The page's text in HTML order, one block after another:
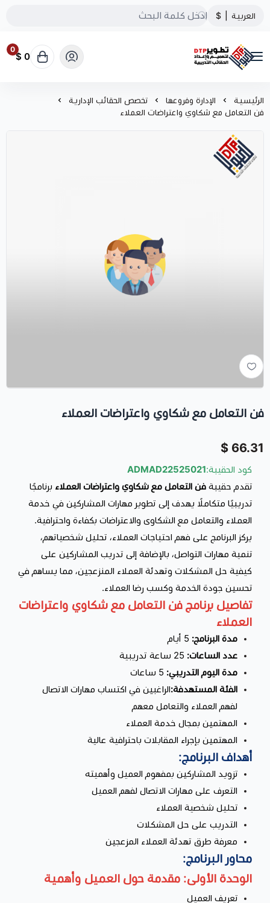
العربية $
تطوير الحقائب التدريبية
0
0 $
الرئيسية الإدارة وفروعها
تخصص الحقائب الإدارية
فن التعامل مع شكاوي واعتراضات العملاء
فن التعامل مع شكاوي واعتراضات العملاء
66.31 $
كود الحقيبة: ADMAD22525021
تقدم حقيبة فن التعامل مع شكاوي واعتراضات العملاء برنامجًا
تدريبيًا متكاملًا يهدف إلى تطوير مهارات المشاركين في خدمة
العملاء والتعامل مع الشكاوى والاعتراضات بكفاءة واحترافية.
يركز البرنامج على فهم احتياجات العملاء، تحليل شخصياتهم،
تنمية مهارات التواصل، بالإضافة إلى تدريب المشاركين على
كيفية حل المشكلات وتهدئة العملاء المنزعجين، مما يساهم في
تحسين جودة الخدمة وكسب رضا العملاء.
تفاصيل برنامج فن التعامل مع شكاوي واعتراضات
العملاء
مدة البرنامج:
عدد الساعات:
مدة اليوم التدريبي:
الفئة المستهدفة:الراغبين في اكتساب مهارات الاتصال
لفهم العملاء والتعامل معهم
المهتمين بمجال خدمة العملاء
المهتمين بإجراء المقابلات باحترافية عالية
أهداف البرنامج:
تزويد المشاركين بمفهوم العميل وأهميته
التعرف على مهارات الاتصال لفهم العميل
تحليل شخصية العملاء
التدريب على حل المشكلات
معرفة طرق تهدئة العملاء المزعجين
محاور البرنامج:
الوحدة الأولى: مقدمة حول العميل وأهمية
تعريف العميل